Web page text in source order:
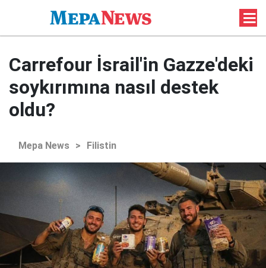
Carrefour İsrail'in Gazze'deki
soykırımına nasıl destek
oldu?
Mepa News > Filistin